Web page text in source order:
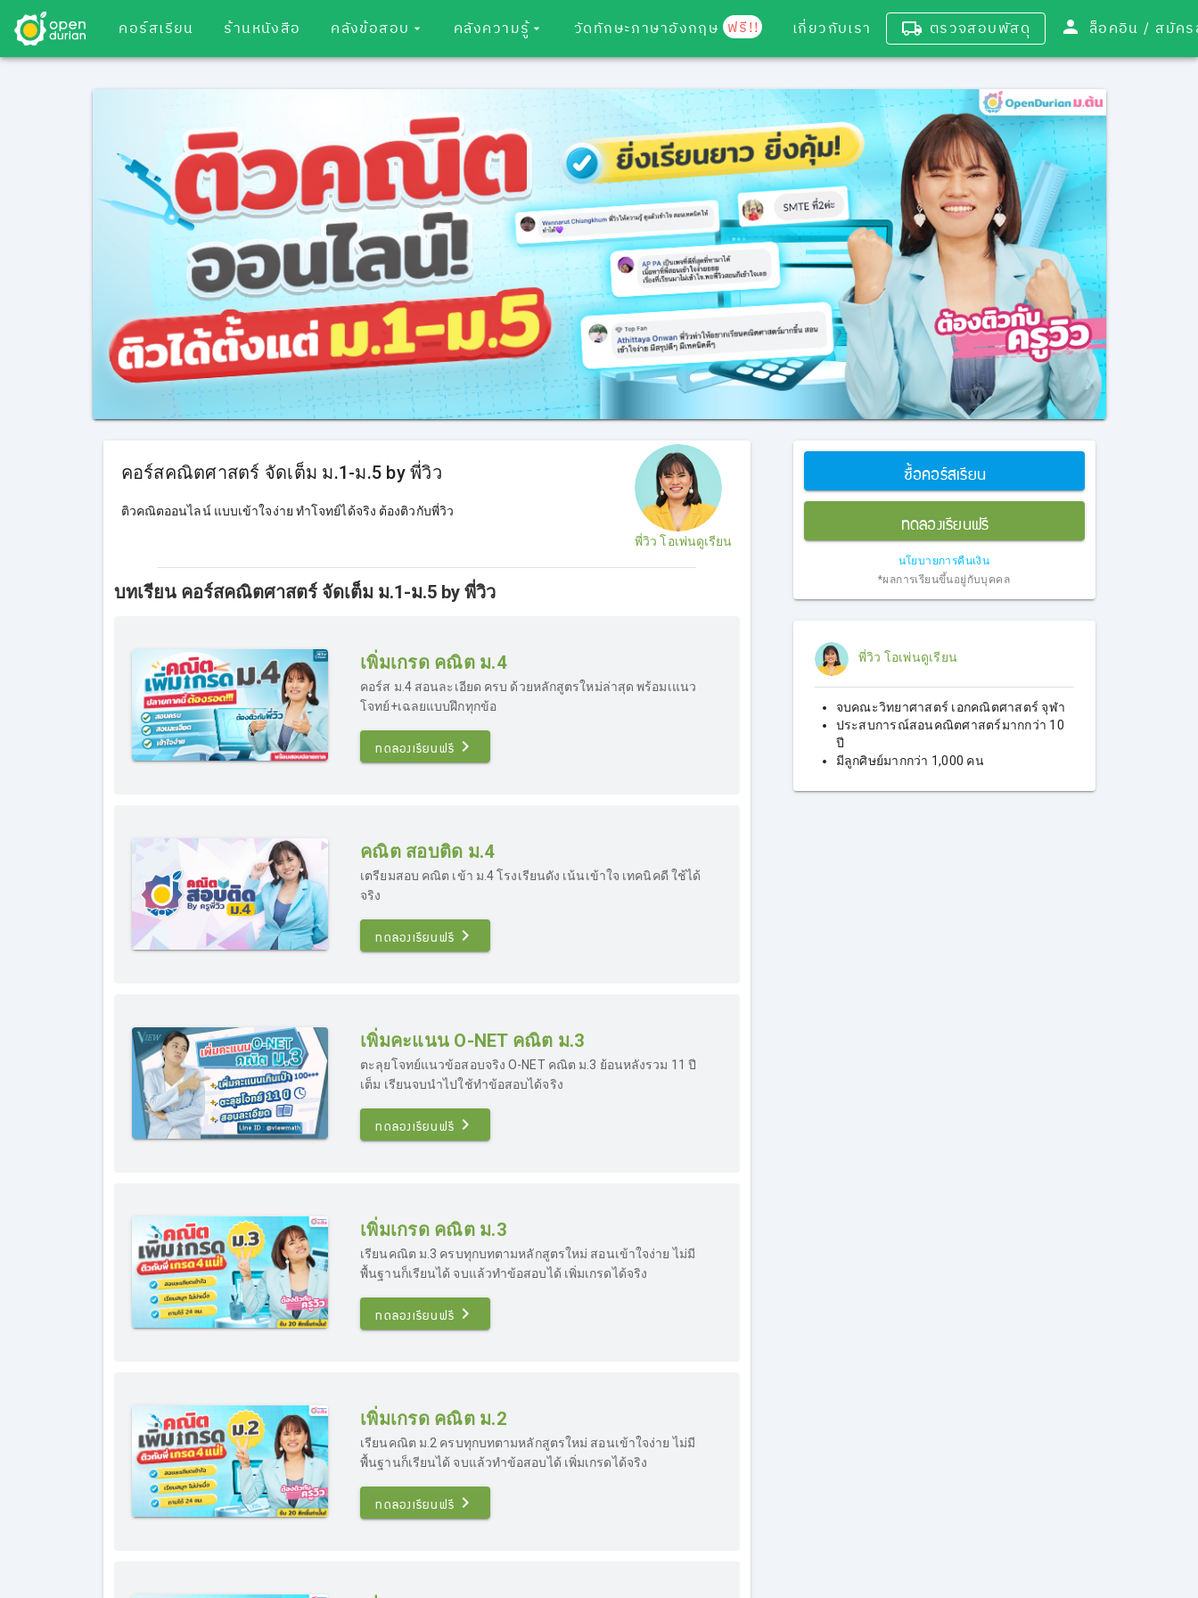
คอร์สเรียน ร้านหนังสือ คลังข้อสอบ คลังความรู้ วัดทักษะภาษาอังกฤษ ฟรี!! เกี่ยวกับเรา ตรวจสอบพัสดุ ล็อคอิน /
คอร์สคณิตศาสตร์ จัดเต็ม ม.1-ม.5 by พี่วิว
ติวคณิตออนไลน์ แบบเข้าใจง่าย ทำโจทย์ได้จริง ต้องติวกับพี่วิว
พี่วิว โอเพ่นดูเรียน
บทเรียน คอร์สคณิตศาสตร์ จัดเต็ม ม.1-ม.5 by พี่วิว
เพิ่มเกรด คณิต ม.4
คอร์ส ม.4 สอนละเอียด ครบ ด้วยหลักสูตรใหม่ล่าสุด พร้อมเแนว
โจทย์+เฉลยแบบฝึกทุกข้อ
ทดลองเรียนฟรี
คณิต สอบติด ม.4
เตรียมสอบ คณิต เข้า ม.4 โรงเรียนดัง เน้นเข้าใจ เทคนิคดี ใช้ได้
จริง
ทดลองเรียนฟรี
เพิ่มคะแนน O-NET คณิต ม.3
ตะลุยโจทย์แนวข้อสอบจริง O-NET คณิต ม.3 ย้อนหลังรวม 11 ปี
เต็ม เรียนจบนำไปใช้ทำข้อสอบได้จริง
ทดลองเรียนฟรี
เพิ่มเกรด คณิต ม.3
เรียนคณิต ม.3 ครบทุกบทตามหลักสูตรใหม่ สอนเข้าใจง่าย ไม่มี
พื้นฐานก็เรียนได้ จบแล้วทำข้อสอบได้ เพิ่มเกรดได้จริง
ทดลองเรียนฟรี
เพิ่มเกรด คณิต ม.2
เรียนคณิต ม.2 ครบทุกบทตามหลักสูตรใหม่ สอนเข้าใจง่าย ไม่มี
พื้นฐานก็เรียนได้ จบแล้วทำข้อสอบได้ เพิ่มเกรดได้จริง
ทดลองเรียนฟรี
ซื้อคอร์สเรียน
ทดลองเรียนฟรี
นโยบายการคืนเงิน
*ผลการเรียนขึ้นอยู่กับบุคคล
พี่วิว โอเพ่นดูเรียน
จบคณะวิทยาศาสตร์ เอกคณิตศาสตร์ จุฬา
ประสบการณ์สอนคณิตศาสตร์มากกว่า 10
ปี
มีลูกศิษย์มากกว่า 1,000 คน